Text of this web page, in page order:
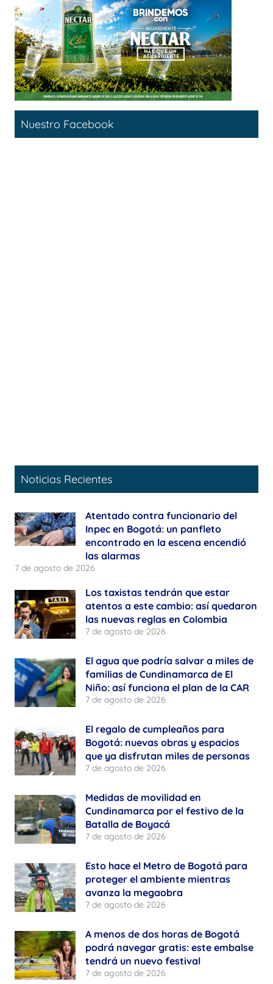
Nuestro Facebook
Noticias Recientes
Atentado contra funcionario del
Inpec en Bogotá: un panfleto
encontrado en la escena encendió
las alarmas
7 de agosto de 2026
Los taxistas tendrán que estar
atentos a este cambio: así quedaron
las nuevas reglas en Colombia
7 de agosto de 2026
El agua que podría salvar a miles de
familias de Cundinamarca de El
Niño: así funciona el plan de la CAR
7 de agosto de 2026
El regalo de cumpleaños para
Bogotá: nuevas obras y espacios
que ya disfrutan miles de personas
7 de agosto de 2026
Medidas de movilidad en
Cundinamarca por el festivo de la
Batalla de Boyacá
7 de agosto de 2026
Esto hace el Metro de Bogotá para
proteger el ambiente mientras
avanza la megaobra
7 de agosto de 2026
A menos de dos horas de Bogotá
podrá navegar gratis: este embalse
tendrá un nuevo festival
7 de agosto de 2026